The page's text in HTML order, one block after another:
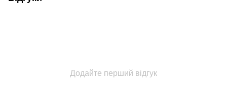
Додайте перший відгук